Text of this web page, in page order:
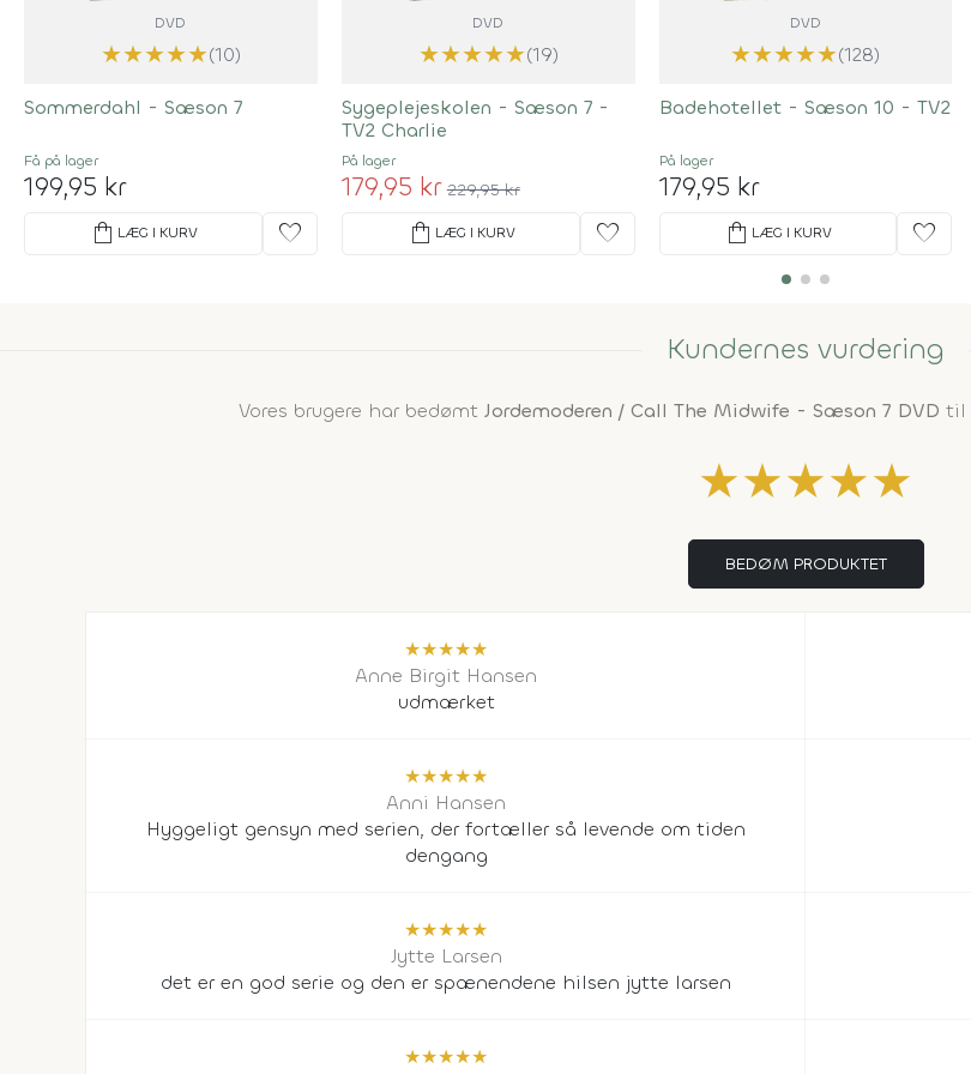
DVD
★★★★★(10)
Sommerdahl - Sæson 7
Få på lager
199,95 kr
shopping_bag LÆG I KURV favorite
DVD
★★★★★(19)
Sygeplejeskolen - Sæson 7 -
TV2 Charlie
På lager
179,95 kr 229,95 kr
shopping_bag LÆG I KURV favorite
DVD
★★★★★(128)
Badehotellet - Sæson 10 - TV2
På lager
179,95 kr
shopping_bag LÆG I KURV favorite
Kundernes vurdering
Vores brugere har bedømt Jordemoderen / Call The Midwife - Sæson 7 DVD til
★★★★★
BEDØM PRODUKTET
★★★★★
Anne Birgit Hansen
udmærket
★★★★★
Anni Hansen
Hyggeligt gensyn med serien, der fortæller så levende om tiden
dengang
★★★★★
Jytte Larsen
det er en god serie og den er spænendene hilsen jytte larsen
★★★★★